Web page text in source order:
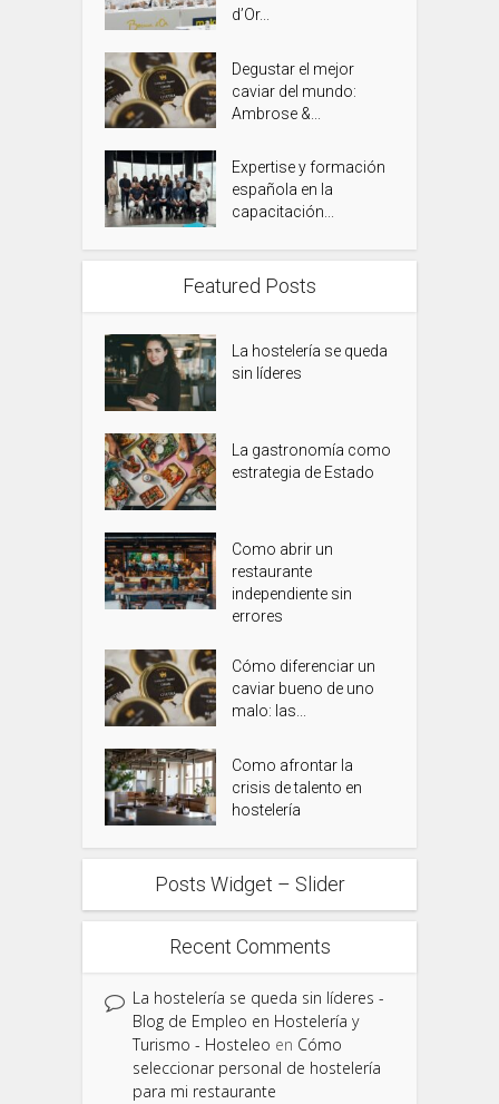
d’Or...
Degustar el mejor
caviar del mundo:
Ambrose &...
Expertise y formación
española en la
capacitación...
Featured Posts
La hostelería se queda
sin líderes
La gastronomía como
estrategia de Estado
Como abrir un
restaurante
independiente sin
errores
Cómo diferenciar un
caviar bueno de uno
malo: las...
Como afrontar la
crisis de talento en
hostelería
Posts Widget – Slider
Recent Comments
La hostelería se queda sin líderes -
Blog de Empleo en Hostelería y
Turismo - Hosteleo en Cómo
seleccionar personal de hostelería
para mi restaurante